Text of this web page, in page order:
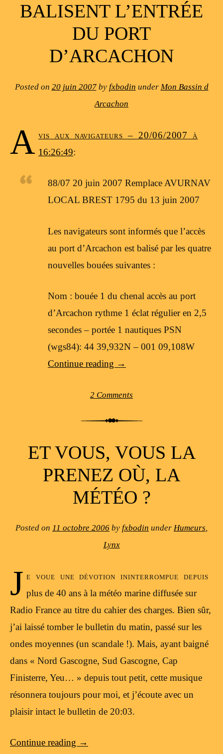
BALISENT L’ENTRÉE
DU PORT
D’ARCACHON
Posted on 20 juin 2007by fxbodin under Mon Bassin d
Arcachon
A vis aux navigateurs – 20/06/2007 à
16:26:49:
88/07 20 juin 2007 Remplace AVURNAV
LOCAL BREST 1795 du 13 juin 2007
Les navigateurs sont informés que l’accès
au port d’Arcachon est balisé par les quatre
nouvelles bouées suivantes :
Nom : bouée 1 du chenal accès au port
d’Arcachon rythme 1 éclat régulier en 2,5
secondes – portée 1 nautiques PSN
(wgs84): 44 39,932N – 001 09,108W
Continue reading →
2 Comments
ET VOUS, VOUS LA
PRENEZ OÙ, LA
MÉTÉO ?
Posted on 11 octobre 2006 by fxbodin under Humeurs,
Lynx
J e voue une dévotion ininterrompue depuis
plus de 40 ans à la météo marine diffusée sur
Radio France au titre du cahier des charges. Bien sûr,
j’ai laissé tomber le bulletin du matin, passé sur les
ondes moyennes (un scandale !). Mais, ayant baigné
dans « Nord Gascogne, Sud Gascogne, Cap
Finisterre, Yeu… » depuis tout petit, cette musique
résonnera toujours pour moi, et j’écoute avec un
plaisir intact le bulletin de 20:03.
Continue reading →